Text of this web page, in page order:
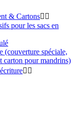
& Cartons 
pour les sacs en
(couverture spéciale,
carton pour mandrins)
 